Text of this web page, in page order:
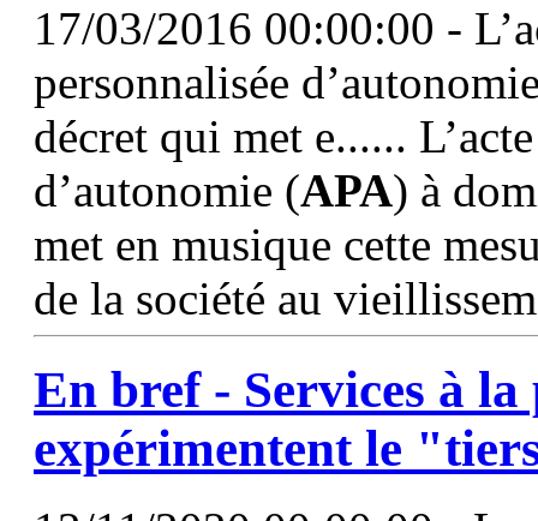
17/03/2016 00:00:00 -
personnalisée
décret qui met e......
d’autonomie (APA) à
met en musique cette
de la société au
En bref - Services à
expérimentent le